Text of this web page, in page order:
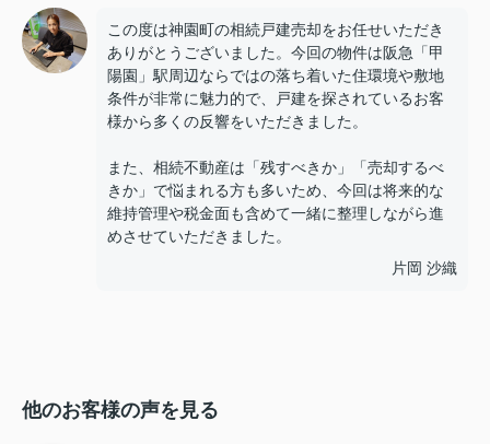
この度は神園町の相続戸建売却をお任せいただき
ありがとうございました。今回の物件は阪急「甲
陽園」駅周辺ならではの落ち着いた住環境や敷地
条件が非常に魅力的で、戸建を探されているお客
様から多くの反響をいただきました。
また、相続不動産は「残すべきか」「売却するべ
きか」で悩まれる方も多いため、今回は将来的な
維持管理や税金面も含めて一緒に整理しながら進
めさせていただきました。
片岡 沙織
他のお客様の声を見る